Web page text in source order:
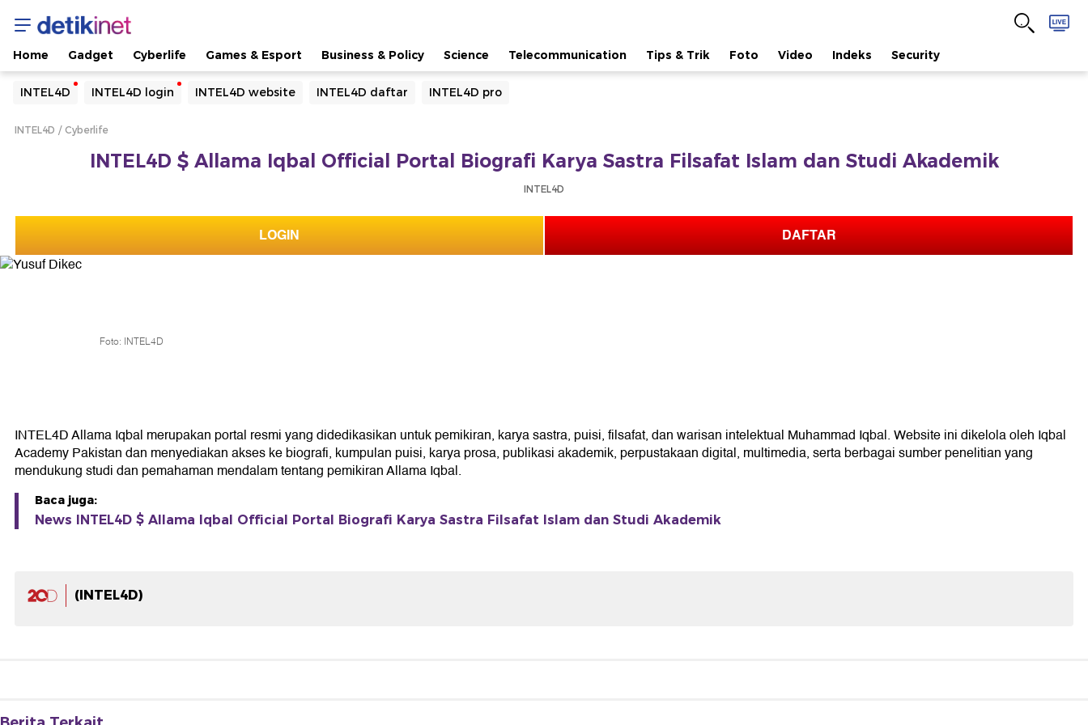
Home Gadget Cyberlife Games & Esport Business & Policy Science Telecommunication Tips & Trik Foto Video Indeks Security
INTEL4D INTEL4D login INTEL4D website INTEL4D daftar INTEL4D pro
Yang sedang ramai dicari
Loading...
INTEL4D Cyberlife
INTEL4D $ Allama Iqbal Official Portal Biografi Karya Sastra Filsafat Islam dan Studi Akademik
INTEL4D
LOGIN DAFTAR
Foto: INTEL4D
INTEL4D Allama Iqbal merupakan portal resmi yang didedikasikan untuk pemikiran, karya sastra, puisi, filsafat, dan warisan intelektual Muhammad Iqbal. Website ini dikelola oleh Iqbal
Academy Pakistan dan menyediakan akses ke biografi, kumpulan puisi, karya prosa, publikasi akademik, perpustakaan digital, multimedia, serta berbagai sumber penelitian yang
mendukung studi dan pemahaman mendalam tentang pemikiran Allama Iqbal.
Baca juga:
News INTEL4D $ Allama Iqbal Official Portal Biografi Karya Sastra Filsafat Islam dan Studi Akademik
(INTEL4D)